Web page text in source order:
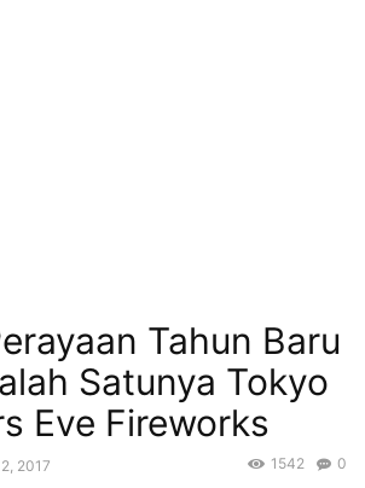
Tahun Baru
Satunya Tokyo
Eve Fireworks
2017 0
1542